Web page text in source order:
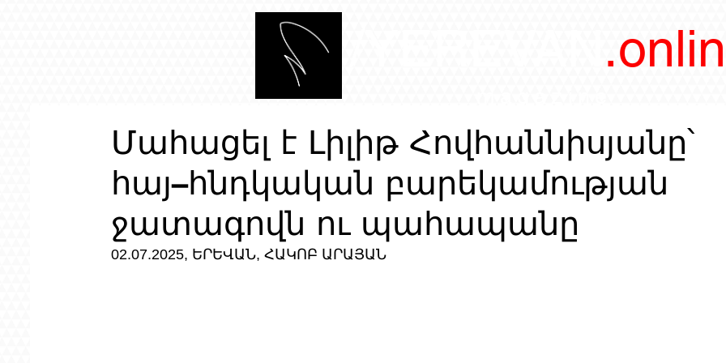
Մահացել է Լիլիթ Հովհաննիսյանը՝
հայ–հնդկական բարեկամության
ջատագովն ու պահապանը
02.07.2025, ԵՐԵՎԱՆ, ՀԱԿՈԲ ԱՐԱՅԱՆ